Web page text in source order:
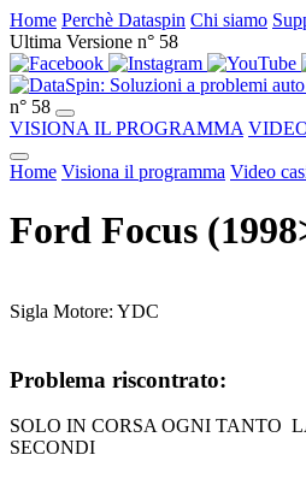
Home Perchè Dataspin Chi siamo
Ultima Versione n° 58
n° 58
VISIONA IL PROGRAMMA
Home Visiona il programma Video
Ford Focus
Sigla Motore: YDC
Problema riscontrato:
SOLO IN CORSA OGNI TANTO
SECONDI